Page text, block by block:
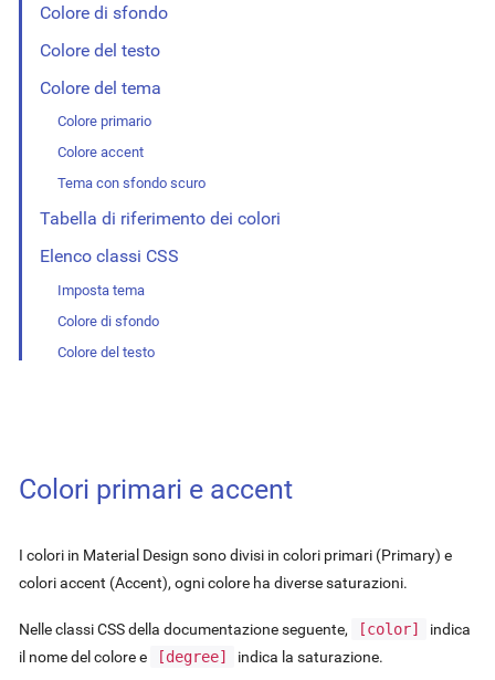
Colore di sfondo
Colore del testo
Colore del tema
Colore primario
Colore accent
Tema con sfondo scuro
Tabella di riferimento dei colori
Elenco classi CSS
Imposta tema
Colore di sfondo
Colore del testo
Colori primari e accent
I colori in Material Design sono divisi in colori primari (Primary) e
colori accent (Accent), ogni colore ha diverse saturazioni.
Nelle classi CSS della documentazione seguente, [color]
indica
il nome del colore e
[degree] indica la saturazione.